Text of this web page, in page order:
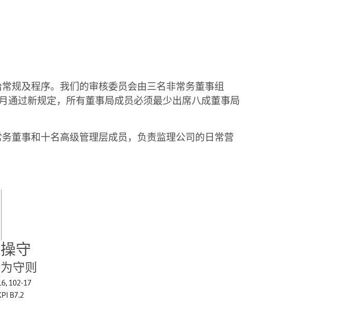
规及程序。我们的审核委员会由三名非常务董事组
通过新规定，所有董事局成员必须最少出席八成董事局
董事和十名高级管理层成员，负责监理公司的日常营
守
守则
102-17
B7.2